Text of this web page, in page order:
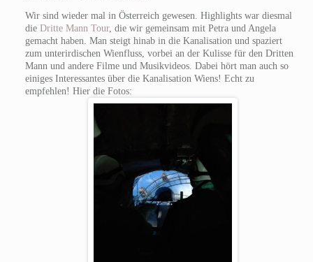
Wir sind wieder mal in Österreich gewesen. Highlights war diesmal
die Dritte Mann Tour, die wir gemeinsam mit Petra und Angela
gemacht haben. Man steigt hinab in die Kanalisation und spaziert
zum unterirdischen Wienfluss, vorbei an der Kulisse für den Dritten
Mann und andere Filme und Musikvideos. Dabei hört man auch so
einiges Interessantes über die Kanalisation Wiens! Echt zu
empfehlen! Hier die Fotos: